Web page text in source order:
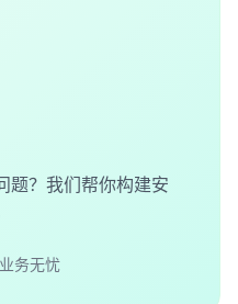
题？我们帮你构建安
务无忧